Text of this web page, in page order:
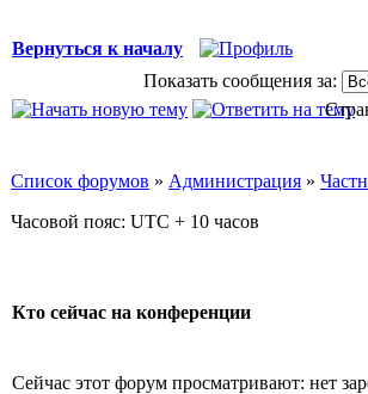
Вернуться к началу
Показать сообщения за:
Список форумов » Администрация »
Часовой пояс: UTC + 10 часов
Кто сейчас на конференции
Сейчас этот форум просматривают: нет